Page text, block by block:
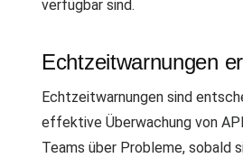
verfügbar sind.
Echtzeitwarnungen
Echtzeitwarnungen sind
effektive Überwachung von
Teams über Probleme, sobald